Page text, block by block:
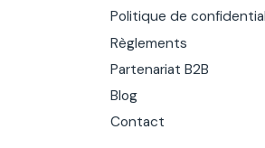
Politique de
Règlements
Partenariat B2B
Blog
Contact